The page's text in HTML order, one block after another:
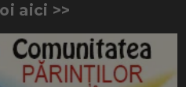
aici >>